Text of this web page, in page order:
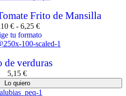
Frito de Mansilla
€- 6,25 €
tu formato
de verduras
5,15 €
Lo quiero